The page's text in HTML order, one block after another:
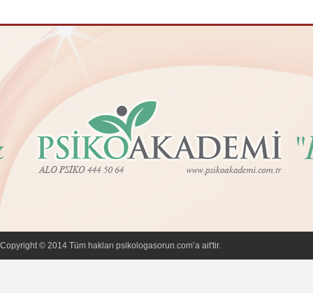
Copyright © 2014 Tüm hakları psikologasorun.com’a ait'tir.